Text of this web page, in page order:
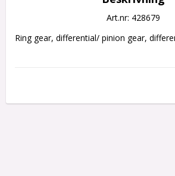
Art.nr: 428679
Ring gear, differential/ pinion gear,